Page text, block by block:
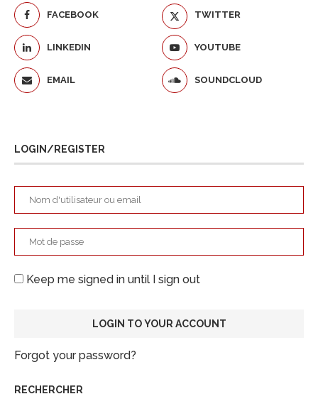
FACEBOOK TWITTER
LINKEDIN YOUTUBE
EMAIL SOUNDCLOUD
LOGIN/REGISTER
Keep me signed in until I sign out
Forgot your password?
RECHERCHER